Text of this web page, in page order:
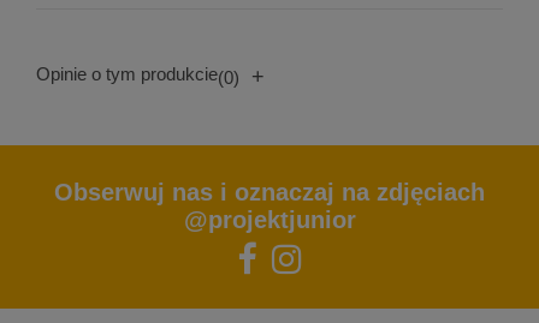
Opinie o tym produkcie(0) +
Obserwuj nas i oznaczaj na zdjęciach
@projektjunior